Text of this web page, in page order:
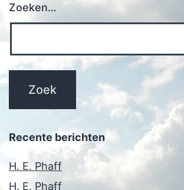
Zoeken…
Recente berichten
H. E. Phaff
H. E. Phaff